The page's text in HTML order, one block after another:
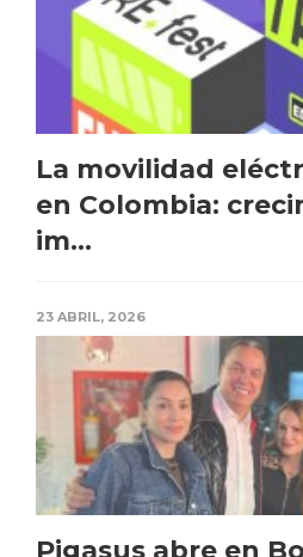
La movilidad
en Colombia:
im...
23 ABRIL, 2026